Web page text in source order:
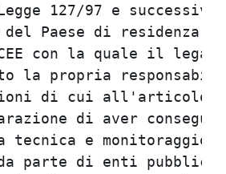
Legge 127/97 e
del Paese di
CEE con la quale
la propria
di cui
di aver
tecnica e
da parte di enti